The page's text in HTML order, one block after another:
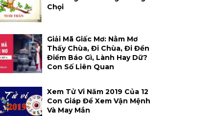
Chọi
Giải Mã Giấc Mơ: Nằm Mơ
Thấy Chùa, Đi Chùa, Đi Đền
Điềm Báo Gì, Lành Hay Dữ?
Con Số Liên Quan
Xem Tử Vi Năm 2019 Của 12
Con Giáp Để Xem Vận Mệnh
Và May Mắn